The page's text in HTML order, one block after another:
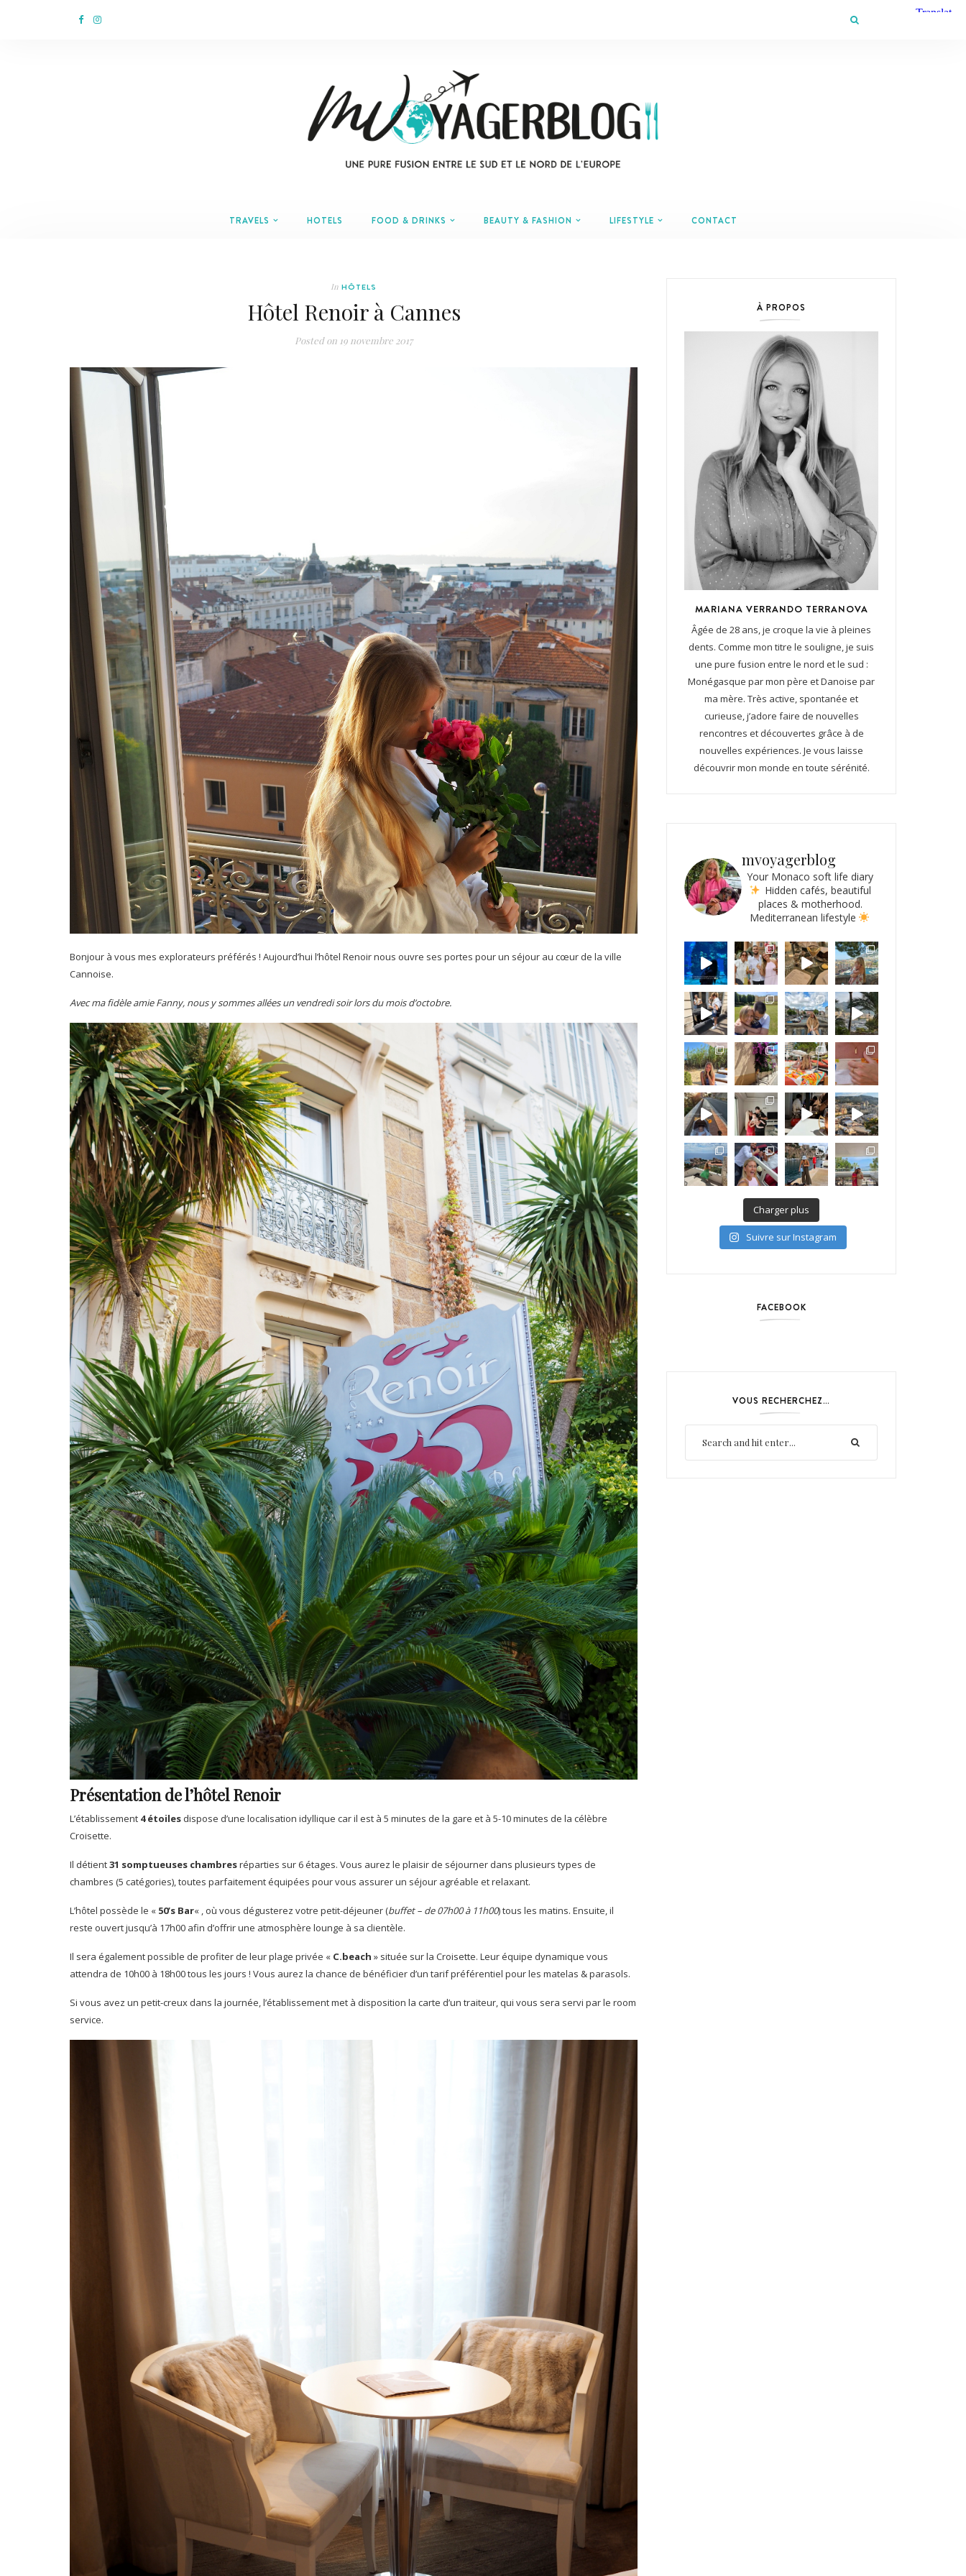
TRAVELS HOTELS FOOD & DRINKS BEAUTY & FASHION LIFESTYLE CONTACT
In HÔTELS
Hôtel Renoir à Cannes
Posted on 19 novembre 2017
Bonjour à vous mes explorateurs préférés ! Aujourd’hui l’hôtel Renoir nous ouvre ses portes pour un séjour au cœur de la ville
Cannoise.
Avec ma fidèle amie Fanny, nous y sommes allées un vendredi soir lors du mois d’octobre.
Présentation de l’hôtel Renoir
L’établissement 4 étoiles dispose d’une localisation idyllique car il est à 5 minutes de la gare et à 5-10 minutes de la célèbre
Croisette.
Il détient31 somptueuses chambresréparties sur 6 étages. Vous aurez le plaisir de séjourner dans plusieurs types de
chambres (5 catégories), toutes parfaitement équipées pour vous assurer un séjour agréable et relaxant.
L’hôtel possède le « 50’s Bar« , où vous dégusterez votre petit-déjeuner (buffet – de 07h00 à 11h00) tous les matins. Ensuite, il
reste ouvert jusqu’à 17h00 afin d’offrir une atmosphère lounge à sa clientèle.
Il sera également possible de profiter de leur plage privée « C.beach » située sur la Croisette. Leur équipe dynamique vous
attendra de 10h00 à 18h00 tous les jours ! Vous aurez la chance de bénéficier d’un tarif préférentiel pour les matelas & parasols.
Si vous avez un petit-creux dans la journée, l’établissement met à disposition la carte d’un traiteur, qui vous sera servi par le room
service.
À PROPOS
MARIANA VERRANDO TERRANOVA
Âgée de 28 ans, je croque la vie à pleines
dents. Comme mon titre le souligne, je suis
une pure fusion entre le nord et le sud :
Monégasque par mon père et Danoise par
ma mère. Très active, spontanée et
curieuse, j’adore faire de nouvelles
rencontres et découvertes grâce à de
nouvelles expériences. Je vous laisse
découvrir mon monde en toute sérénité.
mvoyagerblog
Your Monaco soft life diary
Hidden cafés, beautiful
places & motherhood.
Mediterranean lifestyle
Charger plus
Suivre sur Instagram
FACEBOOK
VOUS RECHERCHEZ…